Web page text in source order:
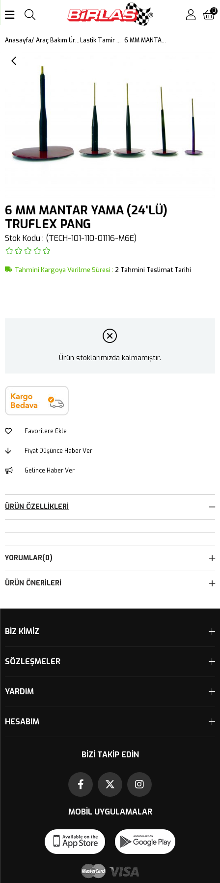
0
Anasayfa Araç Bakım Ürünleri Lastik Tamir & Montaj Malzemeleri 6 MM MANTAR YAMA (24'LÜ)
6 MM MANTAR YAMA (24'LÜ)
TRUFLEX PANG
Stok Kodu (TECH-101-110-01116-M6E)
Tahmini Kargoya Verilme Süresi : 2 Tahmini Teslimat Tarihi
Ürün stoklarımızda kalmamıştır.
Favorilere Ekle
Fiyat Düşünce Haber Ver
Gelince Haber Ver
ÜRÜN ÖZELLIKLERI
YORUMLAR(0)
ÜRÜN ÖNERILERI
BİZ KİMİZ
SÖZLEŞMELER
YARDIM
HESABIM
BIZI TAKIP EDIN
MOBIL UYGULAMALAR